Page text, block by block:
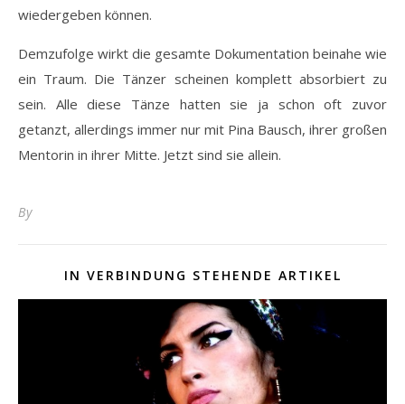
wiedergeben können.
Demzufolge wirkt die gesamte Dokumentation beinahe wie
ein Traum. Die Tänzer scheinen komplett absorbiert zu
sein. Alle diese Tänze hatten sie ja schon oft zuvor
getanzt, allerdings immer nur mit Pina Bausch, ihrer großen
Mentorin in ihrer Mitte. Jetzt sind sie allein.
By
IN VERBINDUNG STEHENDE ARTIKEL